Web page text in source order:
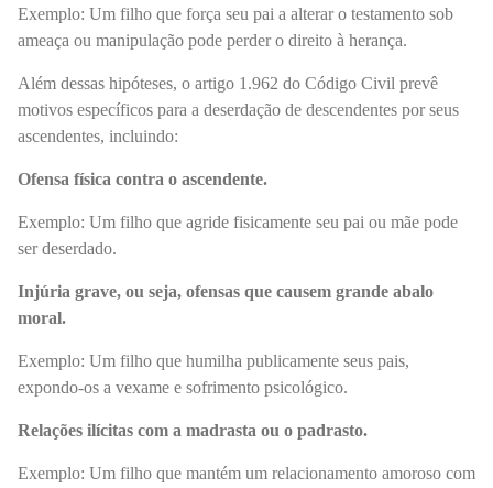
Exemplo: Um filho que força seu pai a alterar o testamento sob
ameaça ou manipulação pode perder o direito à herança.
Além dessas hipóteses, o artigo 1.962 do Código Civil prevê
motivos específicos para a deserdação de descendentes por seus
ascendentes, incluindo:
Ofensa física contra o ascendente.
Exemplo: Um filho que agride fisicamente seu pai ou mãe pode
ser deserdado.
Injúria grave, ou seja, ofensas que causem grande abalo
moral.
Exemplo: Um filho que humilha publicamente seus pais,
expondo-os a vexame e sofrimento psicológico.
Relações ilícitas com a madrasta ou o padrasto.
Exemplo: Um filho que mantém um relacionamento amoroso com